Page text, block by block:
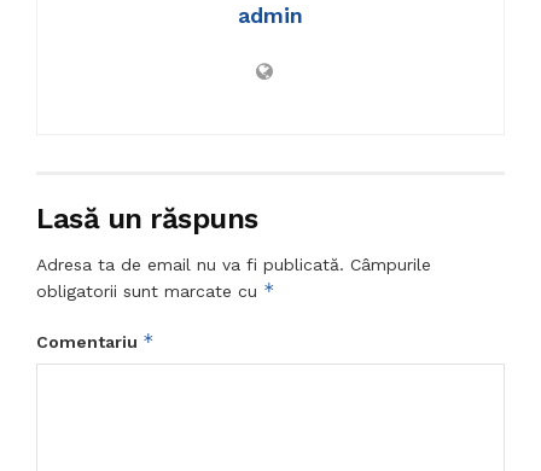
admin
Lasă un răspuns
Adresa ta de email nu va fi publicată. Câmpurile
obligatorii sunt marcate cu *
Comentariu *